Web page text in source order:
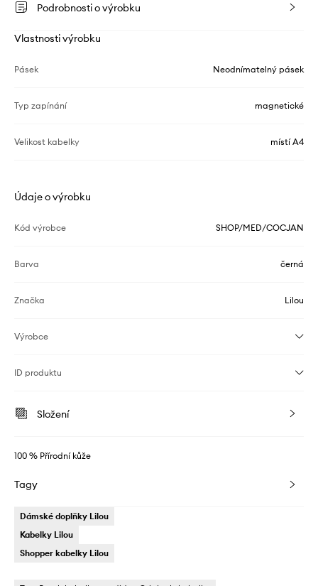
Podrobnosti o výrobku
Vlastnosti výrobku
Pásek Neodnímatelný pásek
Typ zapínání magnetické
Velikost kabelky místí A4
Údaje o výrobku
Kód výrobce SHOP/MED/COCJAN
Barva černá
Značka Lilou
Výrobce
ID produktu
Složení
100 % Přírodní kůže
Tagy
Dámské doplňky Lilou
Kabelky Lilou
Shopper kabelky Lilou